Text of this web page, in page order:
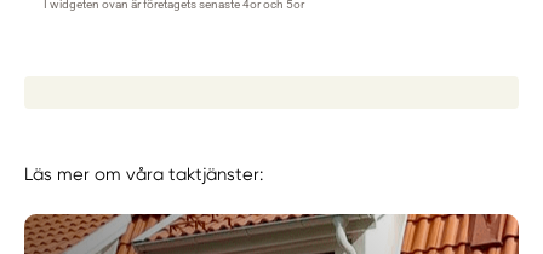
Läs mer om våra taktjänster: